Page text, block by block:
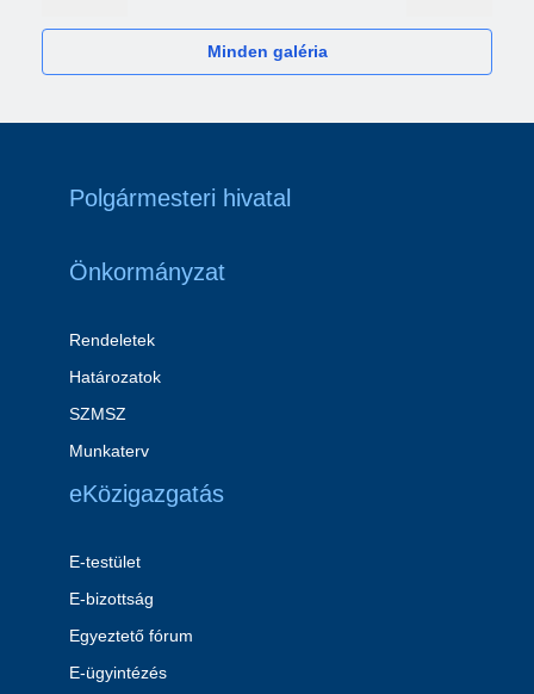
Minden galéria
Polgármesteri hivatal
Önkormányzat
Rendeletek
Határozatok
SZMSZ
Munkaterv
eKözigazgatás
E-testület
E-bizottság
Egyeztető fórum
E-ügyintézés